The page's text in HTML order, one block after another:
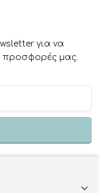
για να
προσφορές μας.